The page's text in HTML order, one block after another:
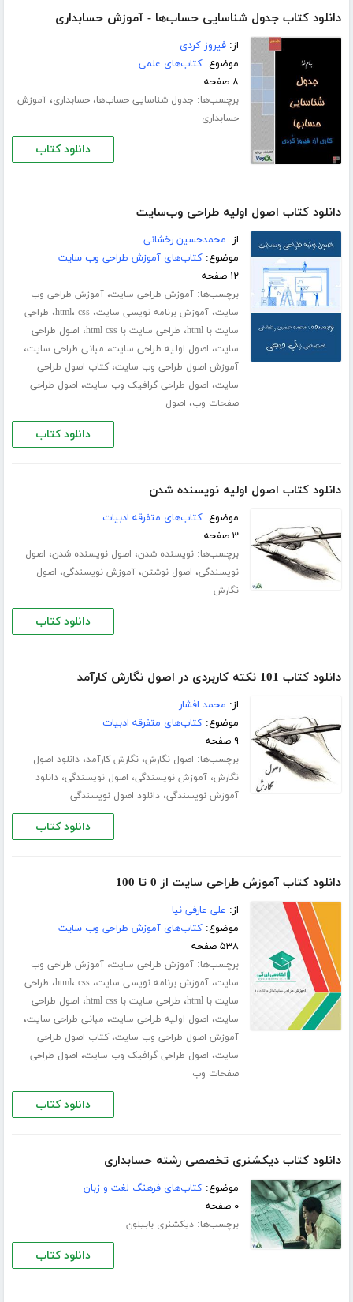
دانلود کتاب جدول شناسایی حساب‌ها - آموزش حسابداری
از:فیروز کردی
موضوع:کتاب‌های علمی
۸ صفحه
برچسب‌ها: جدول شناسایی حساب‌ها،حسابداری،آموزش
حسابداری
دانلود کتاب
دانلود کتاب اصول اولیه طراحی وب‌سایت
از: محمد‌حسین رخشانی
موضوع:کتاب‌های آموزش طراحی وب سایت
۱۲ صفحه
برچسب‌ها:آموزش طراحی سایت،آموزش طراحی وب
سایت،آموزش برنامه نویسی سایت، html، css ، طراحی
سایت با html
، طراحی سایت با html css ، اصول طراحی
سایت، اصول اولیه طراحی سایت، مبانی طراحی سایت،
آموزش اصول طراحی وب سایت،کتاب اصول طراحی
سایت، اصول طراحی گرافیک وب سایت، اصول طراحی
صفحات وب، اصول
دانلود کتاب
دانلود کتاب اصول اولیه نویسنده شدن
موضوع:کتاب‌های متفرقه ادبیات
۳ صفحه
برچسب‌ها:نویسنده شدن، اصول نویسنده شدن، اصول
نویسندگی، اصول نوشتن،آموزش نویسندگی، اصول
نگارش
دانلود کتاب
دانلود کتاب 101 نکته کاربردی در اصول نگارش کارآمد
از: محمد افشار
موضوع:کتاب‌های متفرقه ادبیات
۹ صفحه
برچسب‌ها: اصول نگارش،نگارش کارآمد،دانلود اصول
نگارش،آموزش نویسندگی، اصول نویسندگی،دانلود
آموزش نویسندگی،دانلود اصول نویسندگی
دانلود کتاب
دانلود کتاب آموزش طراحی سایت از 0 تا 100
از: علی عارفی نیا
موضوع:کتاب‌های آموزش طراحی وب سایت
۵۳۸ صفحه
برچسب‌ها:آموزش طراحی سایت،آموزش طراحی وب
سایت،آموزش برنامه نویسی سایت، html، css ، طراحی
سایت با html
، طراحی سایت با html css ، اصول طراحی
سایت، اصول اولیه طراحی سایت، مبانی طراحی سایت،
آموزش اصول طراحی وب سایت،کتاب اصول طراحی
سایت، اصول طراحی گرافیک وب سایت، اصول طراحی
صفحات وب
دانلود کتاب
دانلود کتاب دیکشنری تخصصی رشته حسابداری
موضوع:کتاب‌های فرهنگ لغت و زبان
۰ صفحه
برچسب‌ها:دیکشنری بابیلون
دانلود کتاب